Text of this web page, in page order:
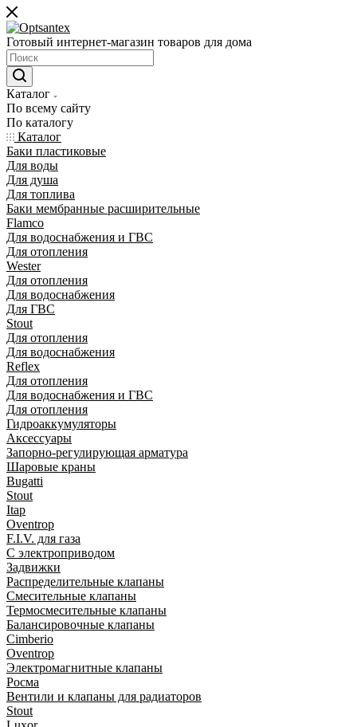
Готовый интернет-магазин товаров для дома
Каталог
По всему сайту
По каталогу
Каталог
Баки пластиковые
Для воды
Для душа
Для топлива
Баки мембранные расширительные
Flamco
Для водоснабжения и ГВС
Для отопления
Wester
Для отопления
Для водоснабжения
Для ГВС
Stout
Для отопления
Для водоснабжения
Reflex
Для отопления
Для водоснабжения и ГВС
Для отопления
Гидроаккумуляторы
Аксессуары
Запорно-регулирующая арматура
Шаровые краны
Bugatti
Stout
Itap
Oventrop
F.I.V. для газа
С электроприводом
Задвижки
Распределительные клапаны
Cмесительные клапаны
Термосмесительные клапаны
Балансировочные клапаны
Cimberio
Oventrop
Электромагнитные клапаны
Росма
Вентили и клапаны для радиаторов
Stout